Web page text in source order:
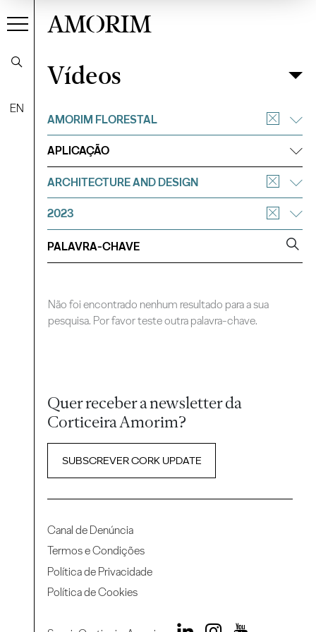
EN
AMORIM
VídeosFiltrar
Vídeos
AMORIM FLORESTAL
APLICAÇÃO
ARCHITECTURE AND DESIGN
2023
Não foi encontrado nenhum resultado para a sua
pesquisa. Por favor teste outra palavra-chave.
Quer receber a newsletter da
Corticeira Amorim?
SUBSCREVER CORK UPDATE
Canal de Denúncia
Termos e Condições
Política de Privacidade
Política de Cookies